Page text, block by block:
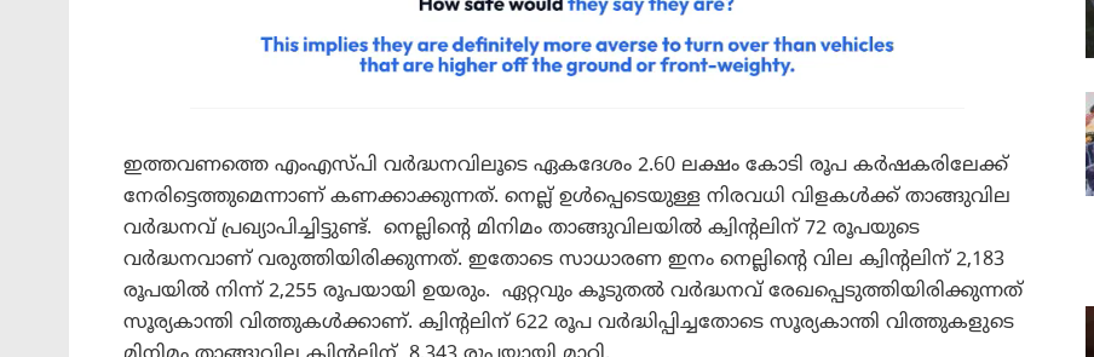
ഇത്തവണത്തെ എംഎസ്പി വർദ്ധനവിലൂടെ ഏകദേശം 2.60 ലക്ഷം കോടി രൂപ കർഷകരിലേക്ക്
നേരിട്ടെത്തുമെന്നാണ് കണക്കാക്കുന്നത്. നെല്ല് ഉൾപ്പെടെയുള്ള നിരവധി വിളകൾക്ക് താങ്ങുവില
വർദ്ധനവ് പ്രഖ്യാപിച്ചിട്ടുണ്ട്. നെല്ലിന്റെ മിനിമം താങ്ങുവിലയിൽ ക്വിന്റലിന് 72 രൂപയുടെ
വർദ്ധനവാണ് വരുത്തിയിരിക്കുന്നത്. ഇതോടെ സാധാരണ ഇനം നെല്ലിന്റെ വില ക്വിന്റലിന് 2,183
രൂപയിൽ നിന്ന് 2,255 രൂപയായി ഉയരും. ഏറ്റവും കൂടുതൽ വർദ്ധനവ് രേഖപ്പെടുത്തിയിരിക്കുന്നത്
സൂര്യകാന്തി വിത്തുകൾക്കാണ്. ക്വിന്റലിന് 622 രൂപ വർദ്ധിപ്പിച്ചതോടെ സൂര്യകാന്തി വിത്തുകളുടെ